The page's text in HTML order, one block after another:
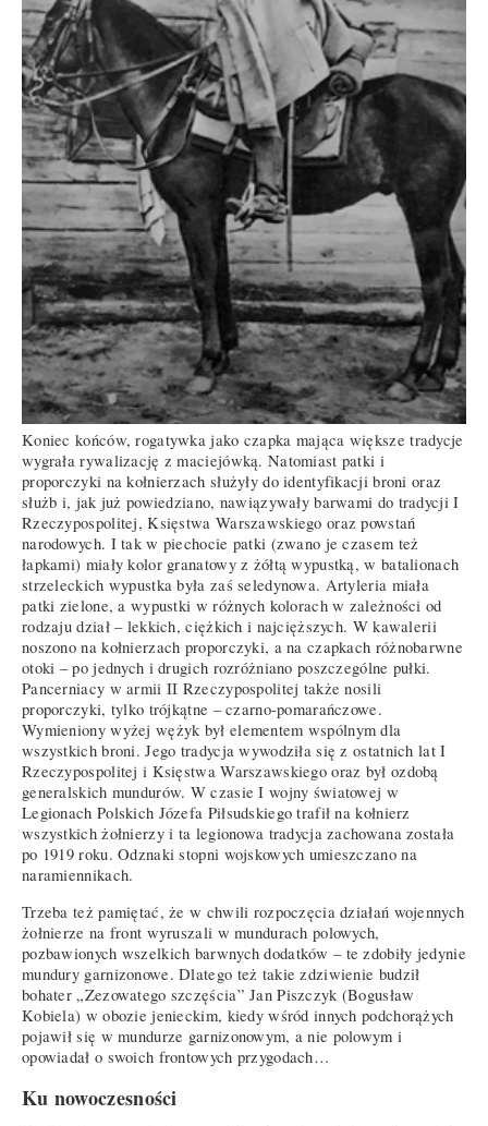
Koniec końców, rogatywka jako czapka mająca większe tradycje
wygrała rywalizację z maciejówką. Natomiast patki i
proporczyki na kołnierzach służyły do identyfikacji broni oraz
służb i, jak już powiedziano, nawiązywały barwami do tradycji I
Rzeczypospolitej, Księstwa Warszawskiego oraz powstań
narodowych. I tak w piechocie patki (zwano je czasem też
łapkami) miały kolor granatowy z żółtą wypustką, w batalionach
strzeleckich wypustka była zaś seledynowa. Artyleria miała
patki zielone, a wypustki w różnych kolorach w zależności od
rodzaju dział – lekkich, ciężkich i najcięższych. W kawalerii
noszono na kołnierzach proporczyki, a na czapkach różnobarwne
otoki – po jednych i drugich rozróżniano poszczególne pułki.
Pancerniacy w armii II Rzeczypospolitej także nosili
proporczyki, tylko trójkątne – czarno-pomarańczowe.
Wymieniony wyżej wężyk był elementem wspólnym dla
wszystkich broni. Jego tradycja wywodziła się z ostatnich lat I
Rzeczypospolitej i Księstwa Warszawskiego oraz był ozdobą
generalskich mundurów. W czasie I wojny światowej w
Legionach Polskich Józefa Piłsudskiego trafił na kołnierz
wszystkich żołnierzy i ta legionowa tradycja zachowana została
po 1919 roku. Odznaki stopni wojskowych umieszczano na
naramiennikach.
Trzeba też pamiętać, że w chwili rozpoczęcia działań wojennych
żołnierze na front wyruszali w mundurach polowych,
pozbawionych wszelkich barwnych dodatków – te zdobiły jedynie
mundury garnizonowe. Dlatego też takie zdziwienie budził
bohater „Zezowatego szczęścia” Jan Piszczyk (Bogusław
Kobiela) w obozie jenieckim, kiedy wśród innych podchorążych
pojawił się w mundurze garnizonowym, a nie polowym i
opowiadał o swoich frontowych przygodach…
Ku nowoczesności